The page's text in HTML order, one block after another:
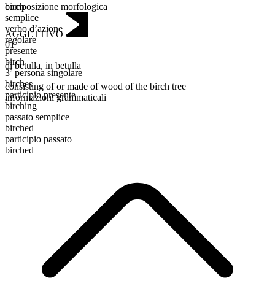
composizione morfologica
semplice
verbo d’azione
regolare
presente
birch
3ª persona singolare
birches
participio presente
birching
passato semplice
birched
participio passato
birched
birch
AGGETTIVO
01
di betulla, in betulla
consisting of or made of wood of the birch tree
informazioni grammaticali